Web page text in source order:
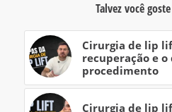
Talvez você
Cirurgia de lip
recuperação e
procedimento
Cirurgia de lip